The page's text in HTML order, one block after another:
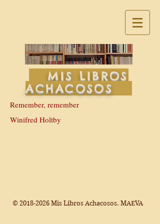
MIS LIBROS
ACHACOSOS
Remember, remember
Winifred Holtby
© 2018-2026 Mis Libros Achacosos. MAEVA